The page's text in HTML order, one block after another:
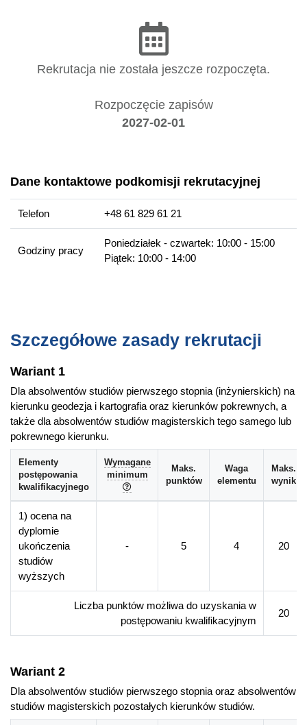
Kierowanie projektami z zakresu środowiska i gospodarki
przestrzenią od koncepcji, przez zaawansowane działania
Tworzenie specjalistycznych wizualizacji danych
państwowej i podmiotów branżowych.
Projektowanie osnów geodezyjno-fotogrametrycznych,
multimedialnych serwisów mapowych oraz geoportali dla
Perspektywy zawodowe
tradycyjnych, multimedialnych i internetowych
geomedialnych, inwentaryzacyjna obiektów topograficznych i
przemysłowych
Ośrodki Dokumentacji Kartograficznej i Geodezyjnej na
szczeblach: gminnym, powiatowym, wojewódzkim,
krajowym oraz europejskim: specjalista kartograf-geomatyk
Branża usług internetowych w zakresie projektowania portali i
witryn mapowych i wizualizacji przestrzennych
Pracownie projektowe urbanistyczne i środowiskowe oraz
Więcej informacji
Wydziałowa strona kierunku
Rekrutacja nie została jeszcze rozpoczęta.
Rozpoczęcie zapisów
2027-02-01
Dane kontaktowe podkomisji rekrutacyjnej
Telefon +48 61 829 61 21
Godziny pracy
Poniedziałek - czwartek: 10:00 - 15:00
Piątek: 10:00 - 14:00
Szczegółowe zasady rekrutacji
Wariant 1
Dla absolwentów studiów pierwszego stopnia (inżynierskich) na
kierunku geodezja i kartografia oraz kierunków pokrewnych, a
także dla absolwentów studiów magisterskich tego samego lub
pokrewnego kierunku.
Elementy
postępowania
kwalifikacyjnego
Wymagane
minimum
Maks.
punktów
Waga
elementu
Maks.
wynik
1) ocena na
dyplomie
ukończenia
studiów
wyższych
- 5 4 20
Liczba punktów możliwa do uzyskania w
postępowaniu kwalifikacyjnym
20
Wariant 2
Dla absolwentów studiów pierwszego stopnia oraz absolwentów
studiów magisterskich pozostałych kierunków studiów.